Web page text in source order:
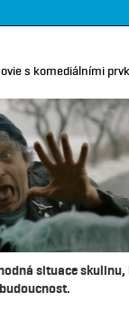
s komediálními
situace